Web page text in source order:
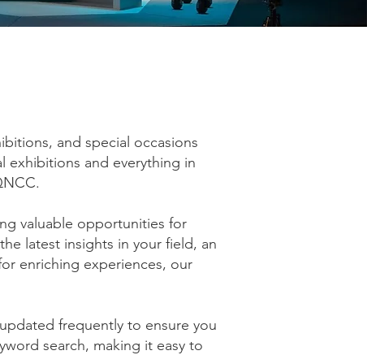
and special occasions
exhibitions and everything in
valuable opportunities for
latest insights in your field, an
enriching experiences, our
frequently to ensure you
search, making it easy to